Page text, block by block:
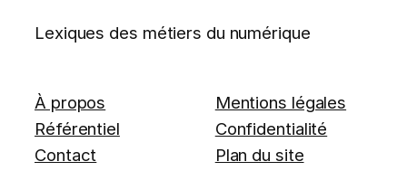
Lexiques des métiers du numérique
À propos
Référentiel
Contact
Mentions légales
Confidentialité
Plan du site